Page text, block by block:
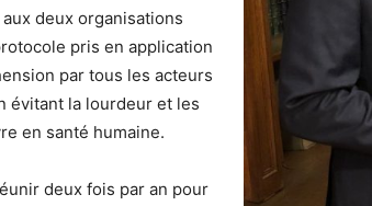
deux organisations
pris en application
par tous les acteurs
évitant la lourdeur et les
en santé humaine.
deux fois par an pour